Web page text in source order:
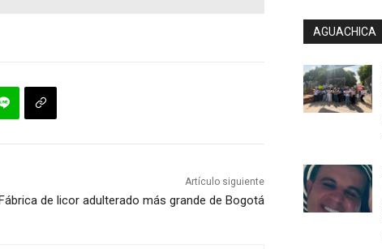
Artículo siguiente
de licor adulterado más grande de Bogotá
AGUACHICA